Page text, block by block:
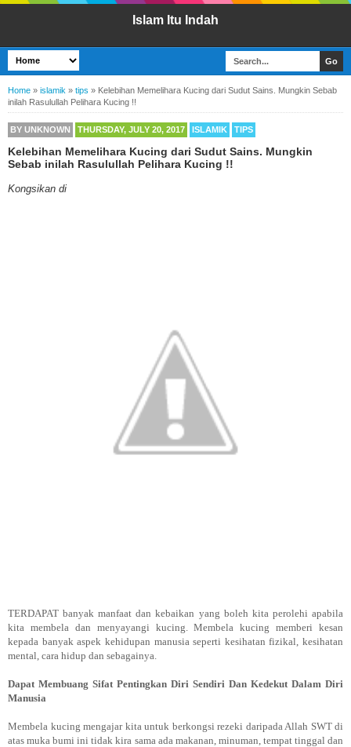
Islam Itu Indah
Home » islamik » tips » Kelebihan Memelihara Kucing dari Sudut Sains. Mungkin Sebab
inilah Rasulullah Pelihara Kucing !!
BY UNKNOWN THURSDAY, JULY 20, 2017 ISLAMIK TIPS
Kelebihan Memelihara Kucing dari Sudut Sains. Mungkin
Sebab inilah Rasulullah Pelihara Kucing !!
Kongsikan di
TERDAPAT banyak manfaat dan kebaikan yang boleh kita perolehi apabila
kita membela dan menyayangi kucing. Membela kucing memberi kesan
kepada banyak aspek kehidupan manusia seperti kesihatan fizikal, kesihatan
mental, cara hidup dan sebagainya.
Dapat Membuang Sifat Pentingkan Diri Sendiri Dan Kedekut Dalam Diri
Manusia
Membela kucing mengajar kita untuk berkongsi rezeki daripada Allah SWT di
atas muka bumi ini tidak kira sama ada makanan, minuman, tempat tinggal dan